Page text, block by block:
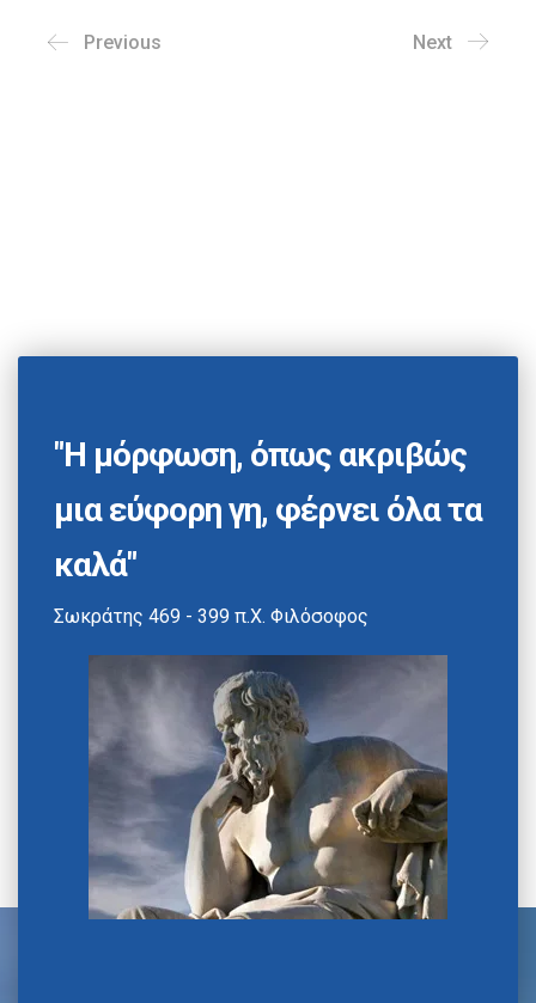
Previous Next
"Η μόρφωση, όπως ακριβώς
μια εύφορη γη, φέρνει όλα τα
καλά"
Σωκράτης 469 - 399 π.Χ. Φιλόσοφος